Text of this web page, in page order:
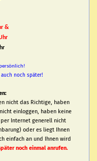
&
noch später!
nicht das Richtige, haben
einloggen, haben keine
Internet generell nicht
oder es liegt Ihnen
einfach an und Ihnen wird
noch einmal anrufen.